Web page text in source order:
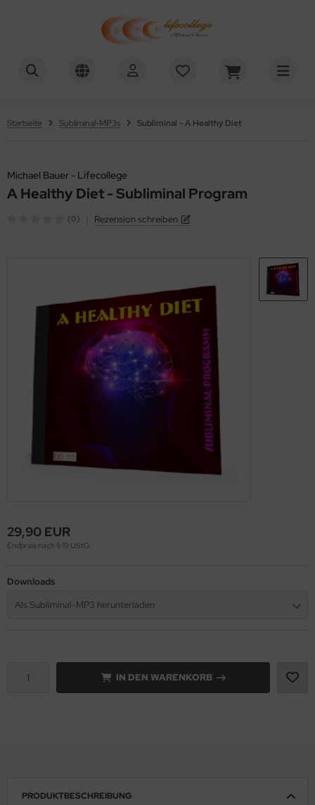
Startseite Subliminal-MP3s Subliminal - A Healthy Diet
Michael Bauer - Lifecollege
A Healthy Diet - Subliminal Program
(0) Rezension schreiben
29,90 EUR
Endpreis nach § 19 UStG.
Downloads
Als Subliminal-MP3 herunterladen
IN DEN WARENKORB
PRODUKTBESCHREIBUNG
in Englisch